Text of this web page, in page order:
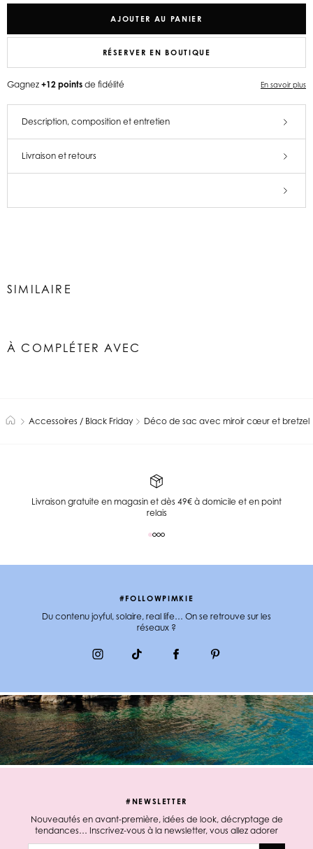
AJOUTER AU PANIER
RÉSERVER EN BOUTIQUE
Gagnez +12 points de fidélité En savoir plus
Description, composition et entretien
Livraison et retours
SIMILAIRE
À COMPLÉTER AVEC
Accessoires / Black Friday Déco de sac avec miroir cœur et bretzel
Livraison gratuite en magasin et dès 49€ à domicile et en point
relais
#FOLLOWPIMKIE
Du contenu joyful, solaire, real life… On se retrouve sur les
réseaux ?
#NEWSLETTER
Nouveautés en avant-première, idées de look, décryptage de
tendances… Inscrivez-vous à la newsletter, vous allez adorer